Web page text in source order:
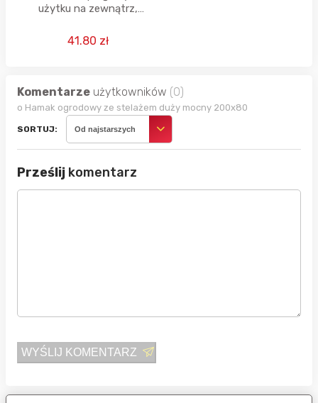
użytku na zewnątrz,
x 140 cm
41.80 zł
Komentarze użytkowników (0)
o Hamak ogrodowy ze stelażem duży mocny 200x80
SORTUJ: Od najstarszych
Prześlij komentarz
WYŚLIJ KOMENTARZ